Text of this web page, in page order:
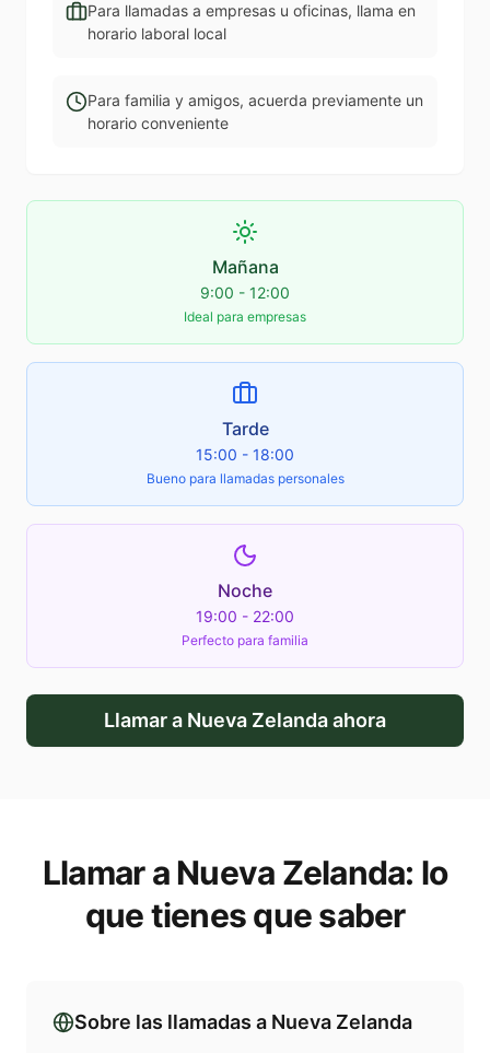
Para llamadas a empresas u oficinas, llama en
horario laboral local
Para familia y amigos, acuerda previamente un
horario conveniente
Mañana
9:00 - 12:00
Ideal para empresas
Tarde
15:00 - 18:00
Bueno para llamadas personales
Noche
19:00 - 22:00
Perfecto para familia
Llamar a Nueva Zelandaahora
Llamar aNueva Zelanda: lo
que tienes que saber
Sobre las llamadas a Nueva Zelanda